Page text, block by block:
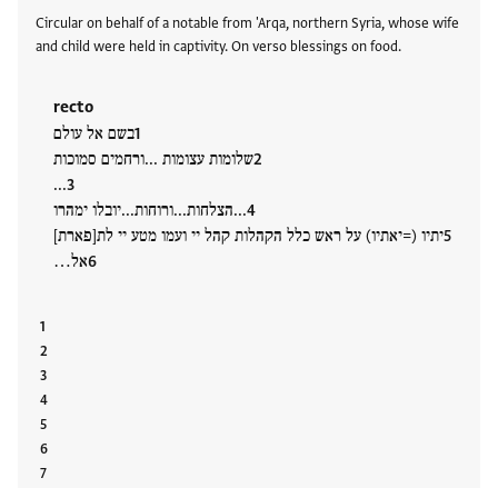
Circular on behalf of a notable from 'Arqa, northern Syria, whose wife
and child were held in captivity. On verso blessings on food.
recto
בשם אל עולם
שלומות עצומות ...ורחמים סמוכות
...
...הצלחות...ורוחות...יובלו ימהרו
יתיו (=יאתיו) על ראש כלל הקהלות קהל יי ועמו מטע יי לת[פארת]
אל…